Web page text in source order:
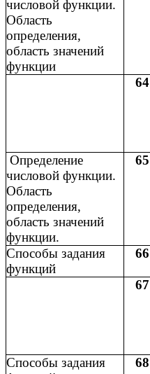
числовой функции.
Область
определения,
область значений
функции
64
Определение
числовой функции.
Область
определения,
область значений
функции.
65
Способы задания
функций
66
67
Способы задания
68